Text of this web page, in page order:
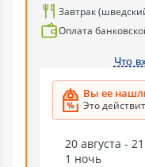
Завтрак
Оплата
Что
Вы ее
Это
20 августа -
1 ночь